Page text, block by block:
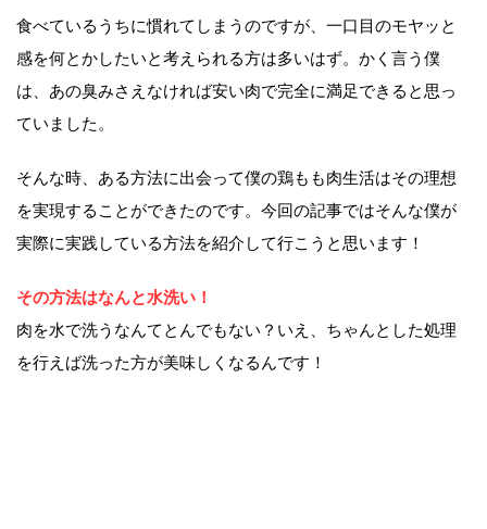
食べているうちに慣れてしまうのですが、一口目のモヤッと
感を何とかしたいと考えられる方は多いはず。かく言う僕
は、あの臭みさえなければ安い肉で完全に満足できると思っ
ていました。
そんな時、ある方法に出会って僕の鶏もも肉生活はその理想
を実現することができたのです。今回の記事ではそんな僕が
実際に実践している方法を紹介して行こうと思います！
その方法はなんと水洗い！
肉を水で洗うなんてとんでもない？いえ、ちゃんとした処理
を行えば洗った方が美味しくなるんです！